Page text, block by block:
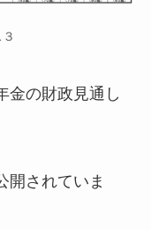
金の財政見通し
開されていま